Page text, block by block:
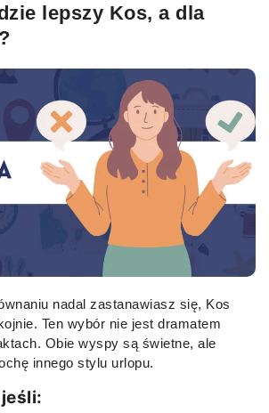
lepszy Kos, a dla
nadal zastanawiasz się, Kos
Ten wybór nie jest dramatem
Obie wyspy są świetne, ale
innego stylu urlopu.